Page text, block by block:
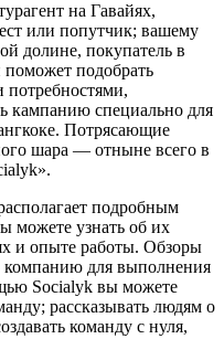
на Гавайях,
или попутчик; вашему
долине, покупатель в
подобрать
потребностями,
кампанию специально для
Потрясающие
шара — отныне всего в
подробным
можете узнать об их
и опыте работы. Обзоры
для выполнения
Socialyk вы можете
рассказывать людям о
команду с нуля,